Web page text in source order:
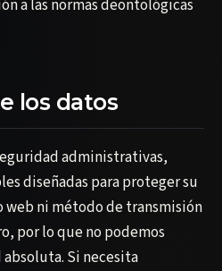
a las normas deontológicas
los datos
administrativas,
diseñadas para proteger su
ni método de transmisión
por lo que no podemos
Si necesita